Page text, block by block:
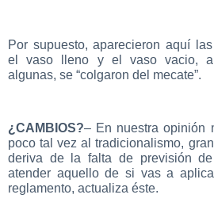
Por supuesto, aparecieron aquí
el vaso lleno y el vaso vacio,
algunas, se “colgaron del mecate”.
¿CAMBIOS?– En nuestra opinión
poco tal vez al tradicionalismo,
deriva de la falta de previsión
atender aquello de si vas a
reglamento, actualiza éste.